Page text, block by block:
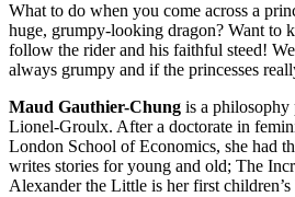
What to do when you come across a
huge, grumpy-looking dragon? Want to
follow the rider and his faithful steed!
always grumpy and if the princesses
Maud Gauthier-Chung is a philosophy
Lionel-Groulx. After a doctorate in
London School of Economics, she had
writes stories for young and old; The
Alexander the Little is her first children’s